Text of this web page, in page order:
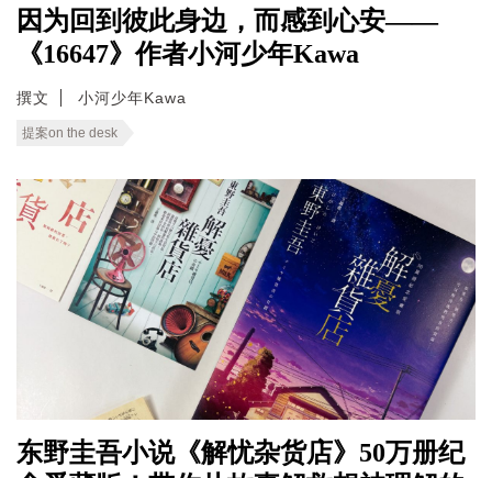
因为回到彼此身边，而感到心安——
《16647》作者小河少年Kawa
撰文 小河少年Kawa
提案on the desk
东野圭吾小说《解忧杂货店》50万册纪